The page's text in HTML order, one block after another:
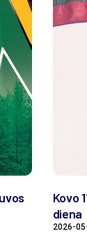
Kovo
diena
2026-